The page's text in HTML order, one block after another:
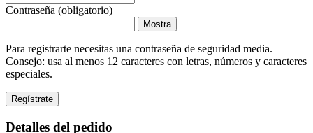
Contraseña (obligatorio)
Mostra
Para registrarte necesitas una contraseña de seguridad media.
Consejo: usa al menos 12 caracteres con letras, números y caracteres
especiales.
Detalles del pedido